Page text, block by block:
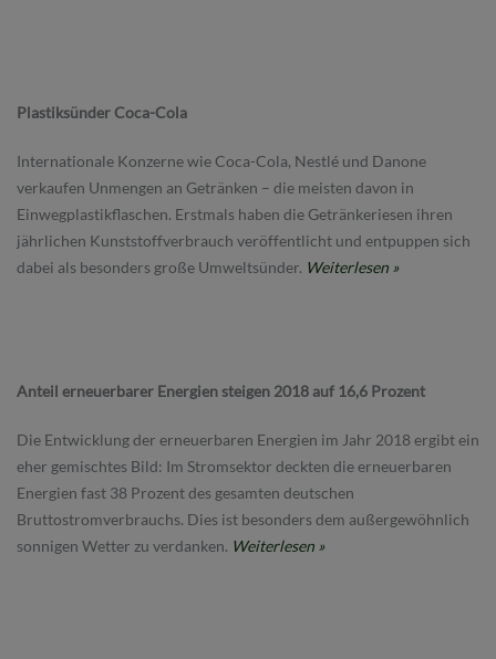
Plastiksünder Coca-Cola
Internationale Konzerne wie Coca-Cola, Nestlé und Danone
verkaufen Unmengen an Getränken – die meisten davon in
Einwegplastikflaschen. Erstmals haben die Getränkeriesen ihren
jährlichen Kunststoffverbrauch veröffentlicht und entpuppen sich
dabei als besonders große Umweltsünder. Weiterlesen »
Anteil erneuerbarer Energien steigen 2018 auf 16,6 Prozent
Die Entwicklung der erneuerbaren Energien im Jahr 2018 ergibt ein
eher gemischtes Bild: Im Stromsektor deckten die erneuerbaren
Energien fast 38 Prozent des gesamten deutschen
Bruttostromverbrauchs. Dies ist besonders dem außergewöhnlich
sonnigen Wetter zu verdanken. Weiterlesen »